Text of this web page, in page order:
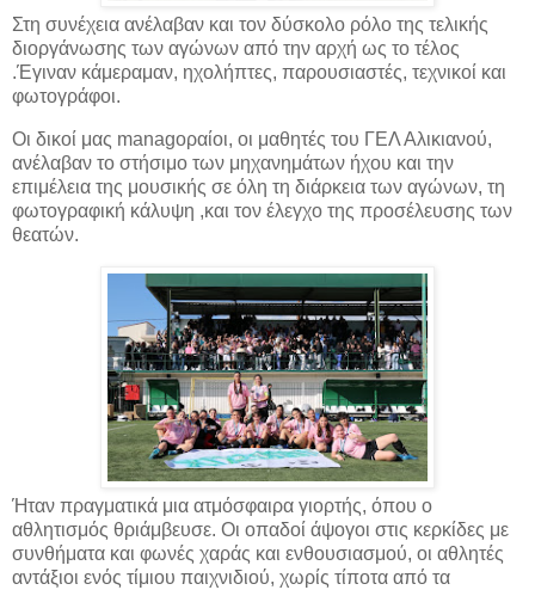
Στη συνέχεια ανέλαβαν και τον δύσκολο ρόλο της τελικής
διοργάνωσης των αγώνων από την αρχή ως το τέλος
.Έγιναν κάμεραμαν, ηχολήπτες, παρουσιαστές, τεχνικοί και
φωτογράφοι.
Οι δικοί μας managoραίοι, οι μαθητές του ΓΕΛ Αλικιανού,
ανέλαβαν το στήσιμο των μηχανημάτων ήχου και την
επιμέλεια της μουσικής σε όλη τη διάρκεια των αγώνων, τη
φωτογραφική κάλυψη ,και τον έλεγχο της προσέλευσης των
θεατών.
Ήταν πραγματικά μια ατμόσφαιρα γιορτής, όπου ο
αθλητισμός θριάμβευσε. Οι οπαδοί άψογοι στις κερκίδες με
συνθήματα και φωνές χαράς και ενθουσιασμού, οι αθλητές
αντάξιοι ενός τίμιου παιχνιδιού, χωρίς τίποτα από τα